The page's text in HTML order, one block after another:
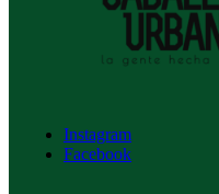
Instagram
Facebook